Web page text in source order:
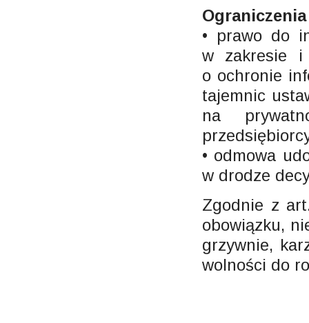
• prawo do
w zakresie i
o ochronie
tajemnic
na
• odmowa
w drodze
Zgodnie z
obowiązku,
grzywnie,
wolności do